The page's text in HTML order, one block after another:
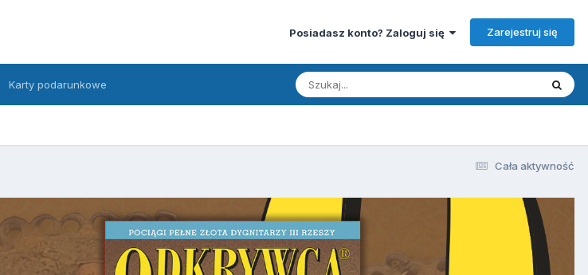
Posiadasz konto? Zaloguj się Zarejestruj się
Karty podarunkowe
Cała aktywność